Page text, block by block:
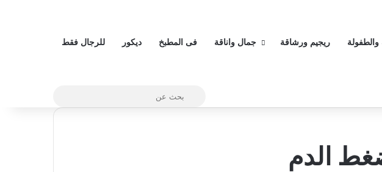
والطفولة ريجيم ورشاقة جمال واناقة فى المطبخ ديكور للرجال فقط
بحث
الدم